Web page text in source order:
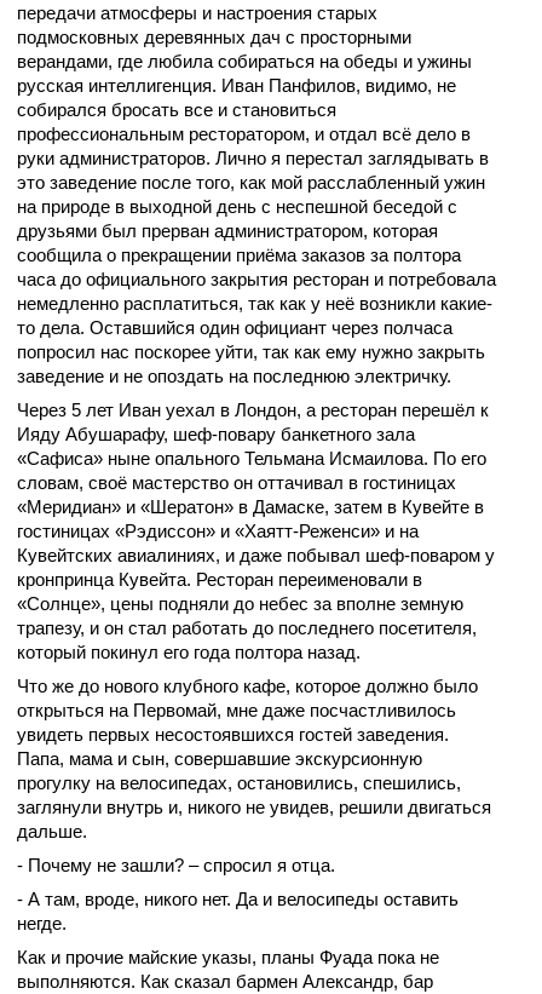
передачи атмосферы и настроения старых
подмосковных деревянных дач с просторными
верандами, где любила собираться на обеды и ужины
русская интеллигенция. Иван Панфилов, видимо, не
собирался бросать все и становиться
профессиональным ресторатором, и отдал всё дело в
руки администраторов. Лично я перестал заглядывать в
это заведение после того, как мой расслабленный ужин
на природе в выходной день с неспешной беседой с
друзьями был прерван администратором, которая
сообщила о прекращении приёма заказов за полтора
часа до официального закрытия ресторан и потребовала
немедленно расплатиться, так как у неё возникли какие-
то дела. Оставшийся один официант через полчаса
попросил нас поскорее уйти, так как ему нужно закрыть
заведение и не опоздать на последнюю электричку.
Через 5 лет Иван уехал в Лондон, а ресторан перешёл к
Ияду Абушарафу, шеф-повару банкетного зала
«Сафиса» ныне опального Тельмана Исмаилова. По его
словам, своё мастерство он оттачивал в гостиницах
«Меридиан» и «Шератон» в Дамаске, затем в Кувейте в
гостиницах «Рэдиссон» и «Хаятт-Реженси» и на
Кувейтских авиалиниях, и даже побывал шеф-поваром у
кронпринца Кувейта. Ресторан переименовали в
«Солнце», цены подняли до небес за вполне земную
трапезу, и он стал работать до последнего посетителя,
который покинул его года полтора назад.
Что же до нового клубного кафе, которое должно было
открыться на Первомай, мне даже посчастливилось
увидеть первых несостоявшихся гостей заведения.
Папа, мама и сын, совершавшие экскурсионную
прогулку на велосипедах, остановились, спешились,
заглянули внутрь и, никого не увидев, решили двигаться
дальше.
- Почему не зашли? – спросил я отца.
- А там, вроде, никого нет. Да и велосипеды оставить
негде.
Как и прочие майские указы, планы Фуада пока не
выполняются. Как сказал бармен Александр, бар